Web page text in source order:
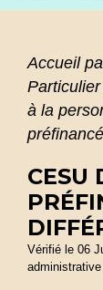
Accueil
à la
CESU
Vérifié le 06